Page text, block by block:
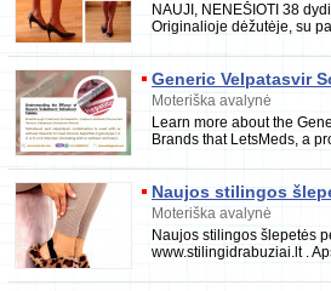
NAUJI, NENEŠIOTI 38
Originalioje dėžutėje, su
Generic Velpatasvir
Brands Price
Moteriška avalynė
Learn more about the
Brands that LetsMeds, a
Naujos stilingos
Moteriška avalynė
Naujos stilingos šlepetės
www.stilingidrabuziai.lt .